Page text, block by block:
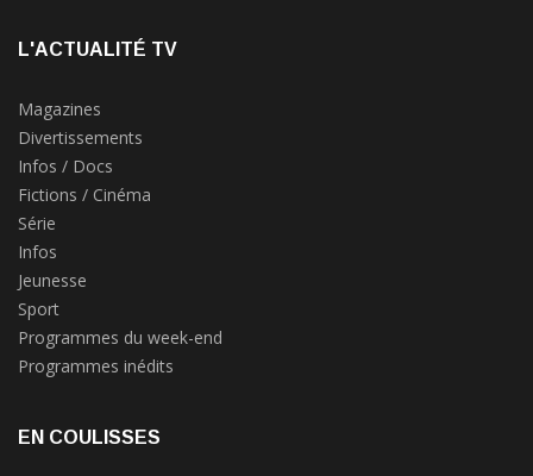
L'ACTUALITÉ TV
Magazines
Divertissements
Infos / Docs
Fictions / Cinéma
Série
Infos
Jeunesse
Sport
Programmes du week-end
Programmes inédits
EN COULISSES